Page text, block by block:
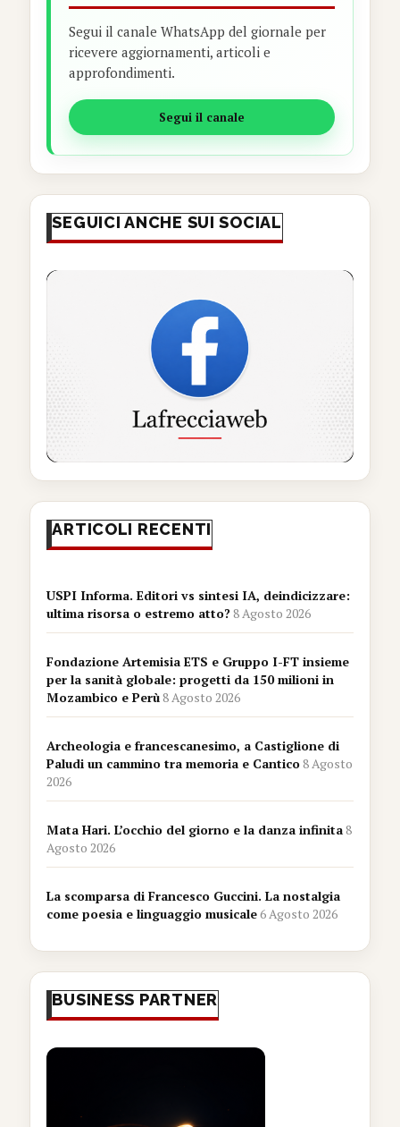
Segui il canale WhatsApp del giornale per
ricevere aggiornamenti, articoli e
approfondimenti.
Segui il canale
SEGUICI ANCHE SUI SOCIAL
ARTICOLI RECENTI
USPI Informa. Editori vs sintesi IA, deindicizzare:
ultima risorsa o estremo atto?8 Agosto 2026
Fondazione Artemisia ETS e Gruppo I-FT insieme
per la sanità globale: progetti da 150 milioni in
Mozambico e Perù8 Agosto 2026
Archeologia e francescanesimo, a Castiglione di
Paludi un cammino tra memoria e Cantico8 Agosto
2026
Mata Hari. L’occhio del giorno e la danza infinita8
Agosto 2026
La scomparsa di Francesco Guccini. La nostalgia
come poesia e linguaggio musicale6 Agosto 2026
BUSINESS PARTNER